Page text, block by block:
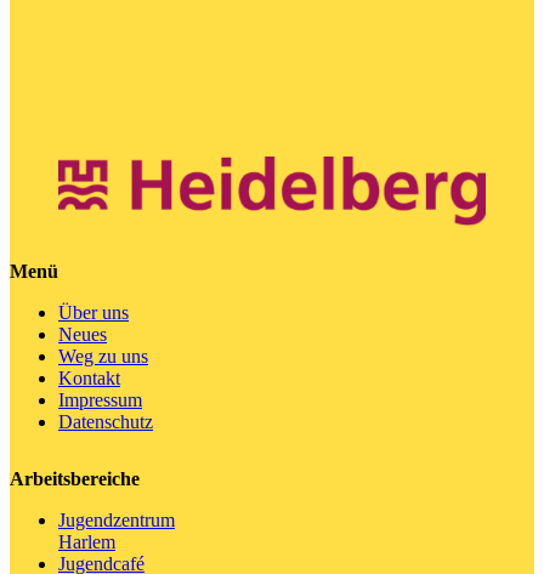
Menü
Über uns
Neues
Weg zu uns
Kontakt
Impressum
Datenschutz
Arbeitsbereiche
Jugendzentrum
Harlem
Jugendcafé